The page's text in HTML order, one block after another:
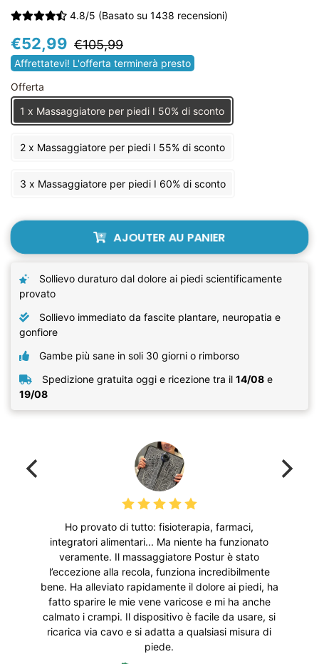
4.8/5 (Basato su 1438 recensioni)
€52,99
Prix
régulier
€105,99
réduit
Affrettatevi! L'offerta terminerà presto
Offerta
1 x Massaggiatore per piedi I 50% di sconto
2 x Massaggiatore per piedi I 55% di sconto
3 x Massaggiatore per piedi I 60% di sconto
AJOUTER AU PANIER
Sollievo duraturo dal dolore ai piedi scientificamente
provato
Sollievo immediato da fascite plantare, neuropatia e
gonfiore
Gambe più sane in soli 30 giorni o rimborso
Spedizione gratuita oggi e ricezione tra il 14/08 e
19/08
Ho provato di tutto: fisioterapia, farmaci,
integratori alimentari... Ma niente ha funzionato
veramente. Il massaggiatore Postur è stato
l’eccezione alla recola, funziona incredibilmente
bene. Ha alleviato rapidamente il dolore ai piedi, ha
fatto sparire le mie vene varicose e mi ha anche
calmato i crampi. Il dispositivo è facile da usare, si
ricarica via cavo e si adatta a qualsiasi misura di
piede.